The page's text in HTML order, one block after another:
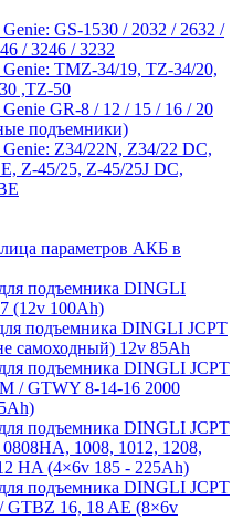
GS-1530 / 2032 / 2632 /
/ 3246 / 3232
TMZ-34/19, TZ-34/20,
,TZ-50
GR-8 / 12 / 15 / 16 / 20
подъемники)
Z34/22N, Z34/22 DC,
Z-45/25, Z-45/25J DC,
параметров АКБ в
подъемника DINGLI
(12v 100Ah)
подъемника DINGLI JCPT
самоходный) 12v 85Ah
подъемника DINGLI JCPT
/ GTWY 8-14-16 2000
подъемника DINGLI JCPT
1008, 1012, 1208,
HA (4×6v 185 - 225Ah)
подъемника DINGLI JCPT
GTBZ 16, 18 AE (8×6v